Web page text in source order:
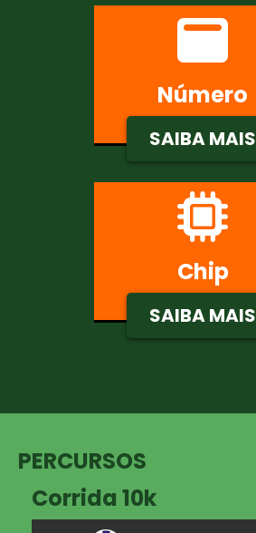
Número
SAIBA MAIS
Chip
SAIBA MAIS
PERCURSOS
Corrida 10k